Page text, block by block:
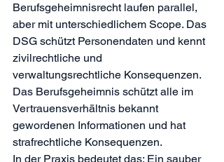
Berufsgeheimnisrecht laufen parallel,
aber mit unterschiedlichem Scope. Das
DSG schützt Personendaten und kennt
zivilrechtliche und
verwaltungsrechtliche Konsequenzen.
Das Berufsgeheimnis schützt alle im
Vertrauensverhältnis bekannt
gewordenen Informationen und hat
strafrechtliche Konsequenzen.
In der Praxis bedeutet das: Ein sauber